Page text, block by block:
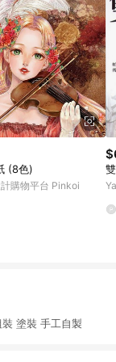
(8色)
購物平台 Pinkoi
塗裝 手工自製